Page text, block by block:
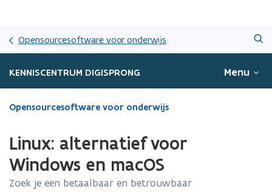
naar
gaan
Opensourcesoftware voor onderwijs
KENNISCENTRUM DIGISPRONG Menu
Gedaan
bevindt
zich
op:
Opensourcesoftware voor onderwijs
Linux: alternatief voor
Windows en macOS
Zoek je een betaalbaar en betrouwbaar